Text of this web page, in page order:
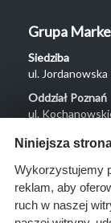
Grupa
Siedziba
ul. Jordanowska
Oddział Poznań
ul.
Menu
O nas
Niniejsza
Wykorzystujemy
reklam, aby
ruch w naszej